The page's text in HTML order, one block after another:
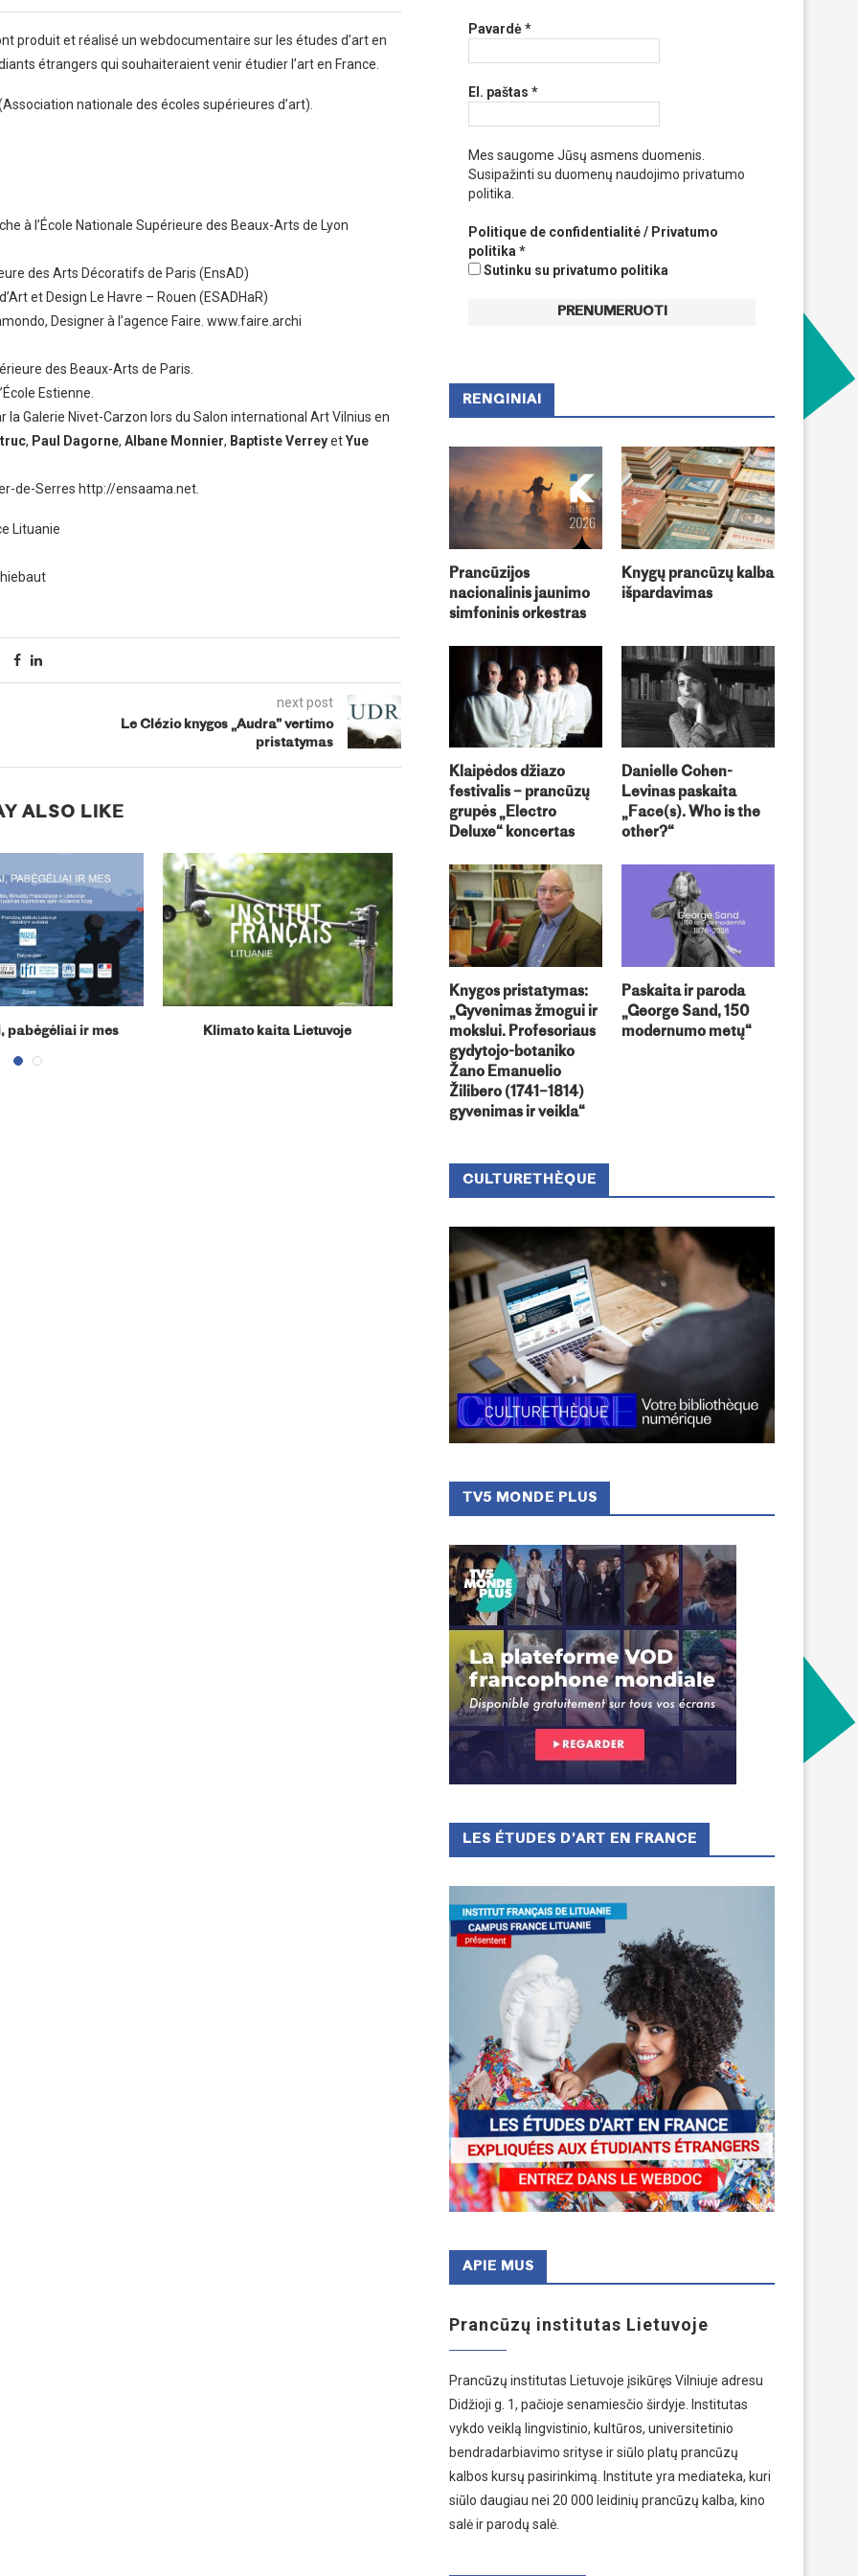
produit et réalisé un webdocumentaire sur les études d’art en
étrangers qui souhaiteraient venir étudier l’art en France.
nationale des écoles supérieures d’art).
à l’École Nationale Supérieure des Beaux-Arts de Lyon
des Arts Décoratifs de Paris (EnsAD)
et Design Le Havre – Rouen (ESADHaR)
Designer à l’agence Faire. www.faire.archi
des Beaux-Arts de Paris.
Estienne.
Galerie Nivet-Carzon lors du Salon international Art Vilnius en
, Paul Dagorne, Albane Monnier, Baptiste VerreyetYue
de-Serres http://ensaama.net.
Lituanie
next post
Le Clézio knygos „Audra” vertimo
pristatymas
ALSO LIKE
pabėgėliai ir mes Klimato kaita Lietuvoje Romain Gary (1914-1980) (Ne)tikėti susitikimai
Pavardė*
El. paštas *
Mes saugome Jūsų asmens duomenis.
Susipažinti su duomenų naudojimo privatumo
politika.
Politique de confidentialité / Privatumo
politika *
Sutinku su privatumo politika
RENGINIAI
Prancūzijos
nacionalinis jaunimo
simfoninis orkestras
Knygų prancūzų kalba
išpardavimas
Klaipėdos džiazo
festivalis – prancūzų
grupės „Electro
Deluxe“ koncertas
Danielle Cohen-
Levinas paskaita
„Face(s). Who is the
other?“
Knygos pristatymas:
„Gyvenimas žmogui ir
mokslui. Profesoriaus
gydytojo-botaniko
Žano Emanuelio
Žilibero (1741–1814)
gyvenimas ir veikla“
Paskaita ir paroda
„George Sand, 150
modernumo metų“
CULTURETHÈQUE
TV5 MONDE PLUS
LES ÉTUDES D’ART EN FRANCE
APIE MUS
Prancūzų institutas Lietuvoje
Prancūzų institutas Lietuvoje įsikūręs Vilniuje adresu
Didžioji g. 1, pačioje senamiesčio širdyje. Institutas
vykdo veiklą lingvistinio, kultūros, universitetinio
bendradarbiavimo srityse ir siūlo platų prancūzų
kalbos kursų pasirinkimą. Institute yra mediateka, kuri
siūlo daugiau nei 20 000 leidinių prancūzų kalba, kino
salė ir parodų salė.